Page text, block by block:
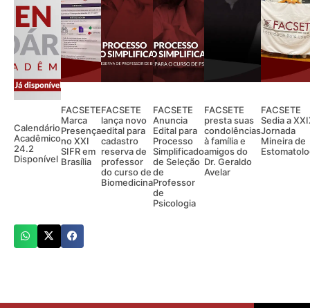
Calendário
Acadêmico
24.2
Disponível
FACSETE
Marca
Presença
no XXI
SIFR em
Brasília
FACSETE
lança novo
edital para
cadastro
reserva de
professor
do curso de
Biomedicina
FACSETE
Anuncia
Edital para
Processo
Simplificado
de Seleção
de
Professor
de
Psicologia
FACSETE
presta suas
condolências
à família e
amigos do
Dr. Geraldo
Avelar
FACSETE
Sedia a
Jornada
Mineira de